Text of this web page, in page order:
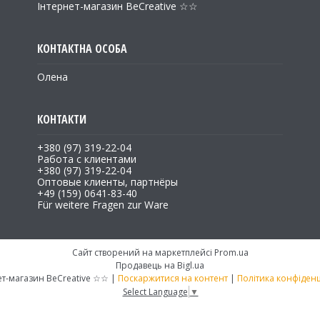
Інтернет-магазин BeCreative ☆☆
Олена
+380 (97) 319-22-04
Работа с клиентами
+380 (97) 319-22-04
Оптовые клиенты, партнёры
+49 (159) 0641-83-40
Für weitere Fragen zur Ware
Сайт створений на маркетплейсі Prom.ua
Продавець на Bigl.ua
Інтернет-магазин BeCreative ☆☆ | Поскаржитися на контент | Політика
Select Language ▼